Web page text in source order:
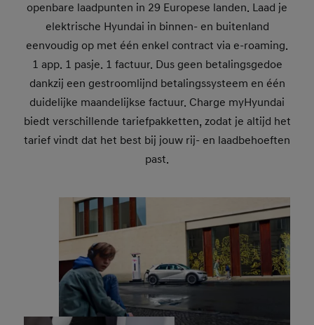
openbare laadpunten in 29 Europese landen. Laad je
elektrische Hyundai in binnen- en buitenland
eenvoudig op met één enkel contract via e-roaming.
1 app. 1 pasje. 1 factuur. Dus geen betalingsgedoe
dankzij een gestroomlijnd betalingssysteem en één
duidelijke maandelijkse factuur. Charge myHyundai
biedt verschillende tariefpakketten, zodat je altijd het
tarief vindt dat het best bij jouw rij- en laadbehoeften
past.